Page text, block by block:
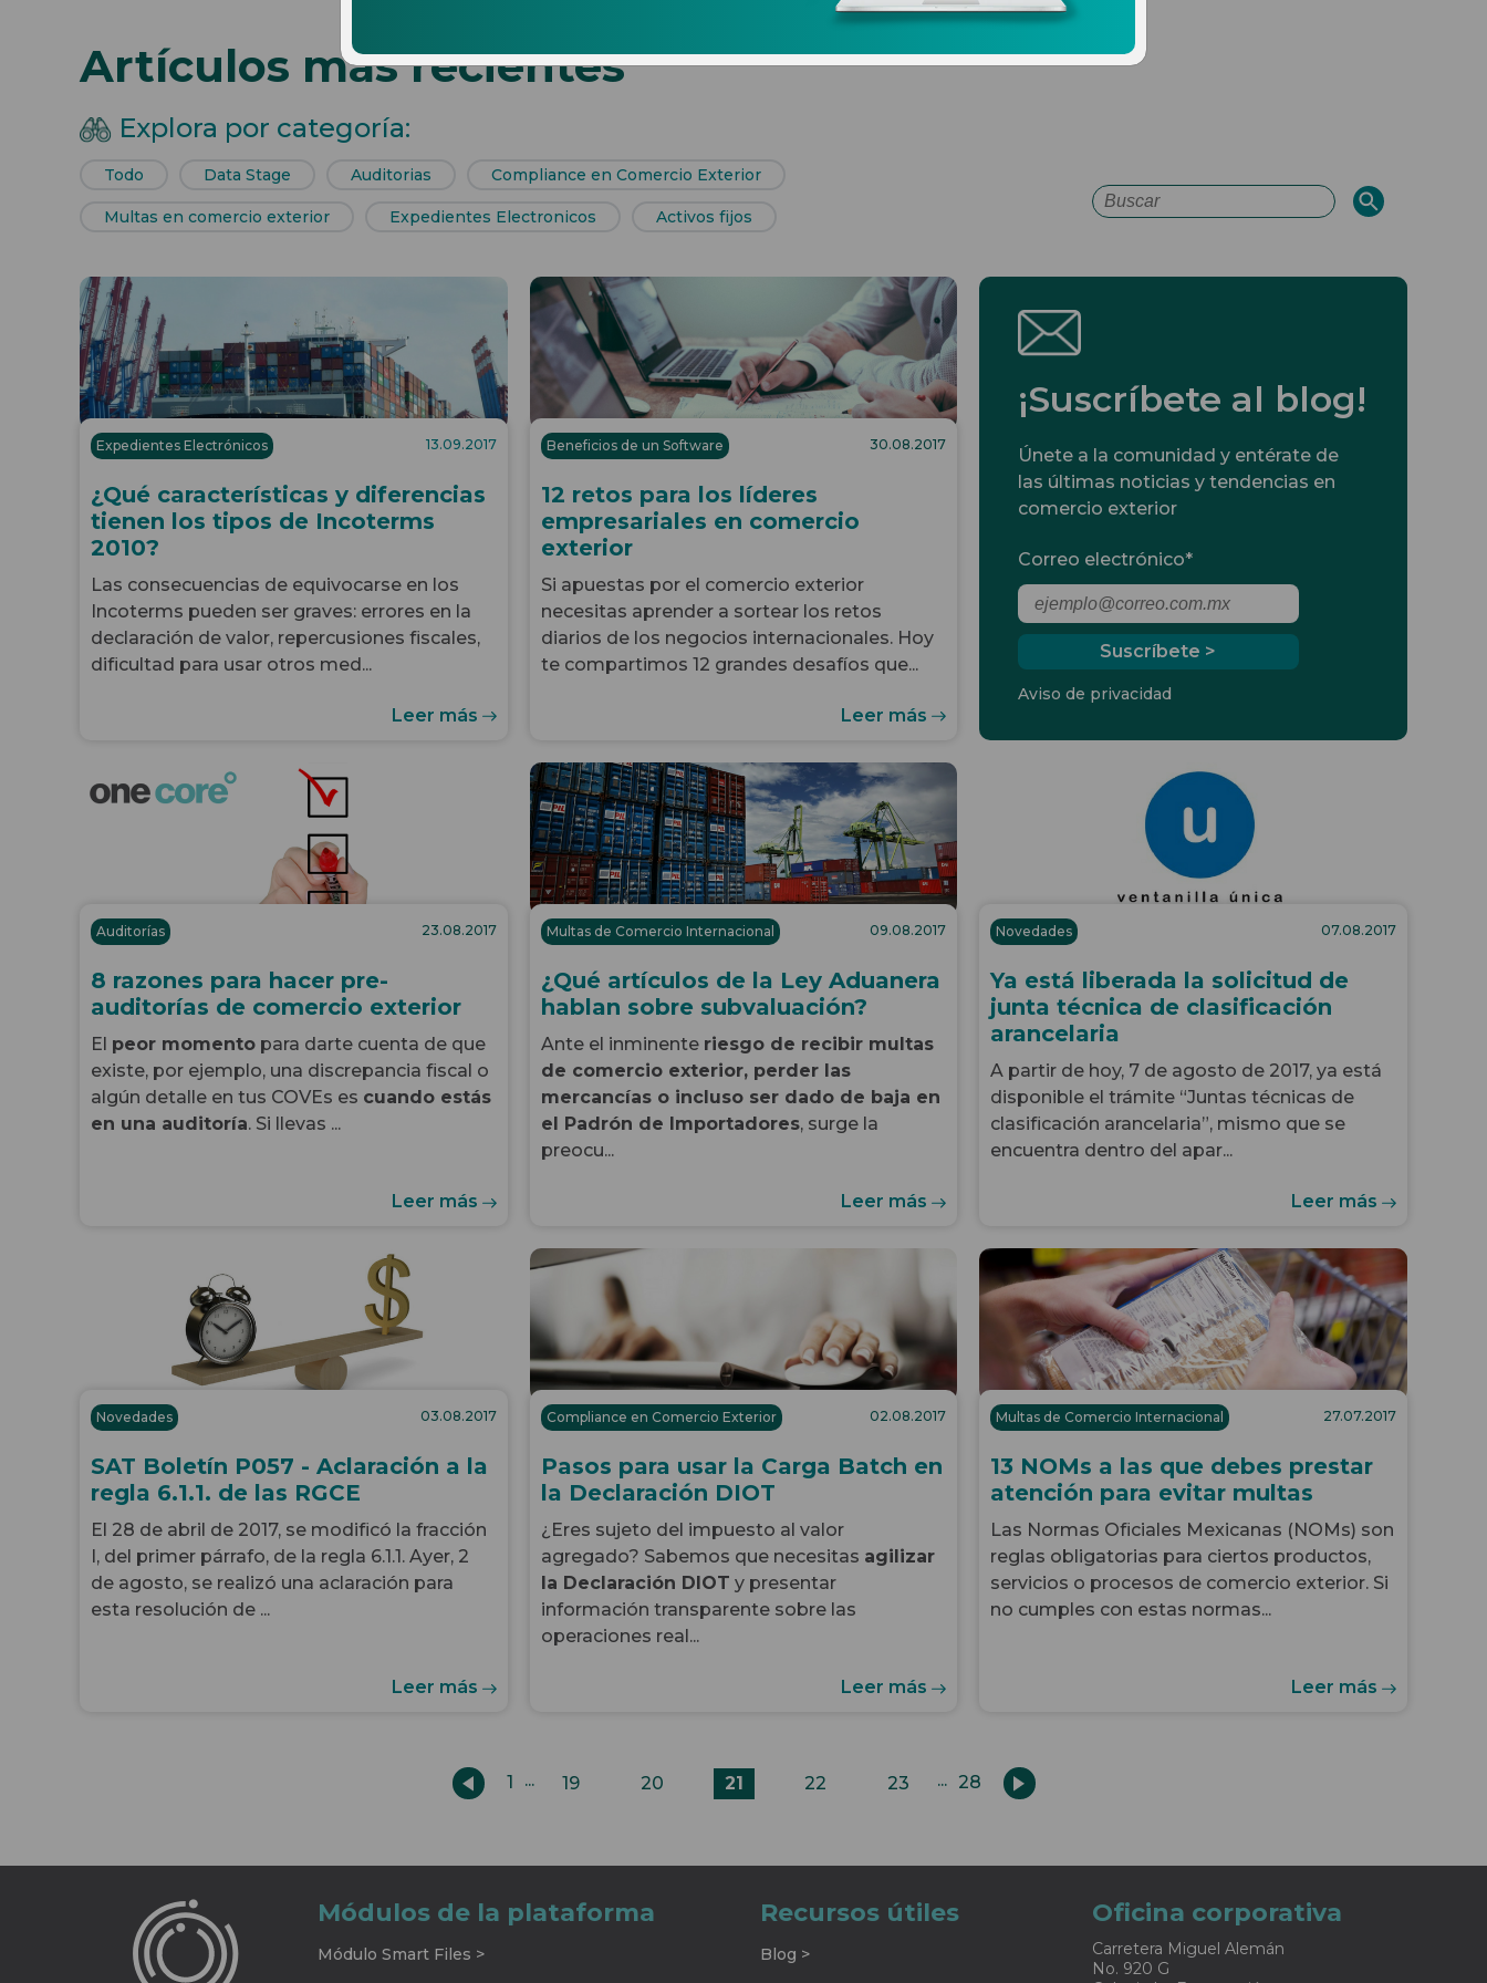
Artículos más recientes
Explora por categoría:
Todo Data Stage Auditorias Compliance en Comercio Exterior
Multas en comercio exterior Expedientes Electronicos Activos fijos
Esto es un campo de búsqueda
Expedientes Electrónicos 13.09.2017
¿Qué características y diferencias
tienen los tipos de Incoterms
2010?
Las consecuencias de equivocarse en los
Incoterms pueden ser graves: errores en la
declaración de valor, repercusiones fiscales,
dificultad para usar otros med...
Leer más
Beneficios de un Software 30.08.2017
12 retos para los líderes
empresariales en comercio
exterior
Si apuestas por el comercio exterior
necesitas aprender a sortear los retos
diarios de los negocios internacionales. Hoy
te compartimos 12 grandes desafíos que...
Leer más
¡Suscríbete al blog!
Únete a la comunidad y entérate de
las últimas noticias y tendencias en
comercio exterior
Correo electrónico*
Aviso de privacidad
Auditorías 23.08.2017
8 razones para hacer pre-
auditorías de comercio exterior
El peor momento para darte cuenta de que
existe, por ejemplo, una discrepancia fiscal o
algún detalle en tus COVEs es cuando estás
en una auditoría. Si llevas ...
Leer más
Multas de Comercio Internacional 09.08.2017
¿Qué artículos de la Ley Aduanera
hablan sobre subvaluación?
Ante el inminente riesgo de recibir multas
de comercio exterior, perder las
mercancías o incluso ser dado de baja en
el Padrón de Importadores, surge la
preocu...
Leer más
Novedades 07.08.2017
Ya está liberada la solicitud de
junta técnica de clasificación
arancelaria
A partir de hoy, 7 de agosto de 2017, ya está
disponible eltrámite “Juntas técnicas de
clasificación arancelaria”, mismo que se
encuentra dentro del apar...
Leer más
Novedades 03.08.2017
SAT Boletín P057 - Aclaración a la
regla 6.1.1. de las RGCE
El 28 de abril de 2017, se modificó la fracción
I, del primer párrafo, de la regla 6.1.1. Ayer, 2
de agosto, se realizó una aclaración para
esta resolución de ...
Leer más
Compliance en Comercio Exterior 02.08.2017
Pasos para usar la Carga Batch en
la Declaración DIOT
¿Eres sujeto del impuesto al valor
agregado? Sabemos que necesitas agilizar
la Declaración DIOT y presentar
información transparente sobre las
operaciones real...
Leer más
Multas de Comercio Internacional 27.07.2017
13 NOMs a las que debes prestar
atención para evitar multas
Las Normas Oficiales Mexicanas (NOMs) son
reglas obligatorias para ciertos productos,
servicios o procesos de comercio exterior. Si
no cumples con estas normas...
Leer más
1 ... 19 20 21 22 23 ... 28
Módulos de la plataforma
Módulo Smart Files >
Recursos útiles
Blog >
Oficina corporativa
Carretera Miguel Alemán
No. 920 G